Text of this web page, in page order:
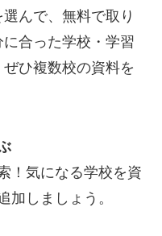
んで、無料で取り
合った学校・学習
ひ複数校の資料を
！気になる学校を資
加しましょう。